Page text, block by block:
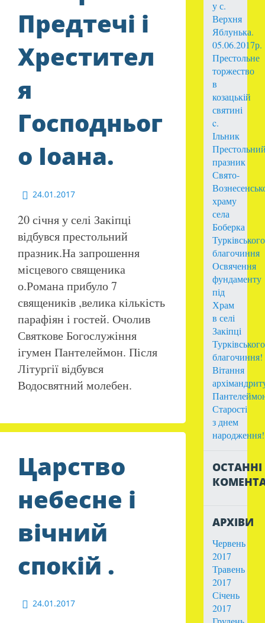
Предтечі і
Хрестител
я
Господньог
о Іоана.
24.01.2017
20 січня у селі Закіпці
відбувся престольний
празник.На запрошення
місцевого священика
о.Романа прибуло 7
священиків ,велика кількість
парафіян і гостей. Очолив
Святкове Богослужіння
ігумен Пантелеймон. Після
Літургії відбувся
Водосвятний молебен.
Царство
небесне і
вічний
спокій .
24.01.2017
у с.
Верхня
Яблунька.
05.06.2017р.
Престольне
торжество
в
козацькій
святині
c.
Ільник
празник
Свято-
храму
села
Боберка
Турківського
благочиння
Освячення
фундаменту
під
Храм
в селі
Закіпці
Турківського
благочиння!
Вітання
Старості
з днем
народження!
ОСТАННІ
АРХІВИ
Червень
2017
Травень
2017
Січень
2017